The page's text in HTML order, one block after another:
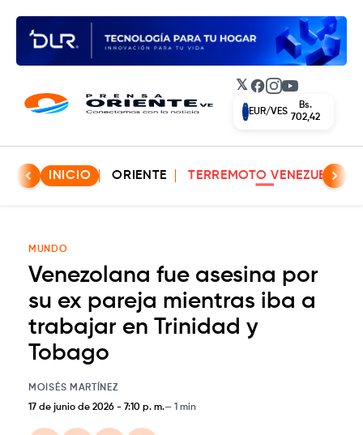
𝕏 Facebook
Instagram
YouTube
EUR/VES
Bs.
702,42
INICIO ORIENTE TERREMOTO VENEZUELA
MUNDO
Venezolana fue asesina por
su ex pareja mientras iba a
trabajar en Trinidad y
Tobago
MOISÉS MARTÍNEZ
17 de junio de 2026 - 7:10 p. m. 1 min